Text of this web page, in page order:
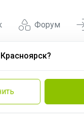
Форум
Красноярск?